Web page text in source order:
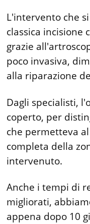
L'intervento che
classica incisione
grazie
poco in­vasiva,
alla riparazione
Dagli specialisti,
coperto, per
che permetteva
completa della
intervenuto.
Anche i tempi di
migliorati,
appena dopo 10